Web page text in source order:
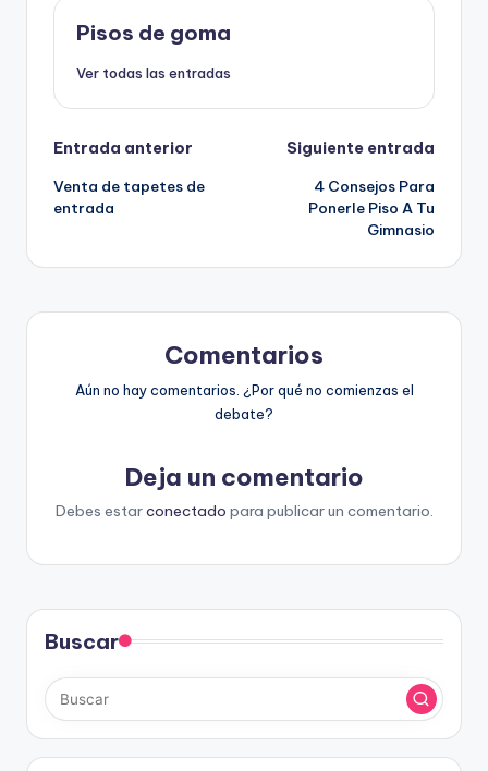
Pisos de goma
Ver todas las entradas
Navegación
de
Entrada anterior
Venta de tapetes de
entrada
Siguiente entrada
4 Consejos Para
Ponerle Piso A Tu
Gimnasio
Comentarios
Aún no hay comentarios. ¿Por qué no comienzas el
debate?
Deja un comentario
Debes estarconectado para publicar un comentario.
Buscar